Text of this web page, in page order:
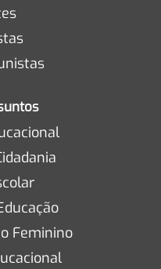
Feminino